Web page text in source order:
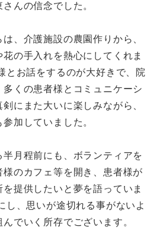
んの信念でした。
、介護施設の農園作りから、
の手入れを熱心にしてくれま
とお話をするのが大好きで、院
くの患者様とコミュニケーシ
にまた大いに楽しみながら、
加していました。
月程前にも、ボランティアを
のカフェ等を開き、患者様が
提供したいと夢を語っていま
し、思いが途切れる事がないよ
でいく所存でございます。